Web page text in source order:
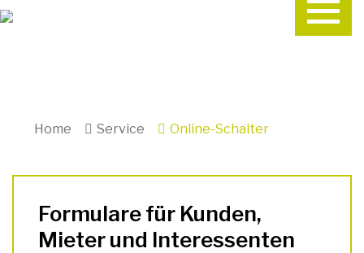
Home Service Online-Schalter
Formulare für Kunden,
Mieter und Interessenten